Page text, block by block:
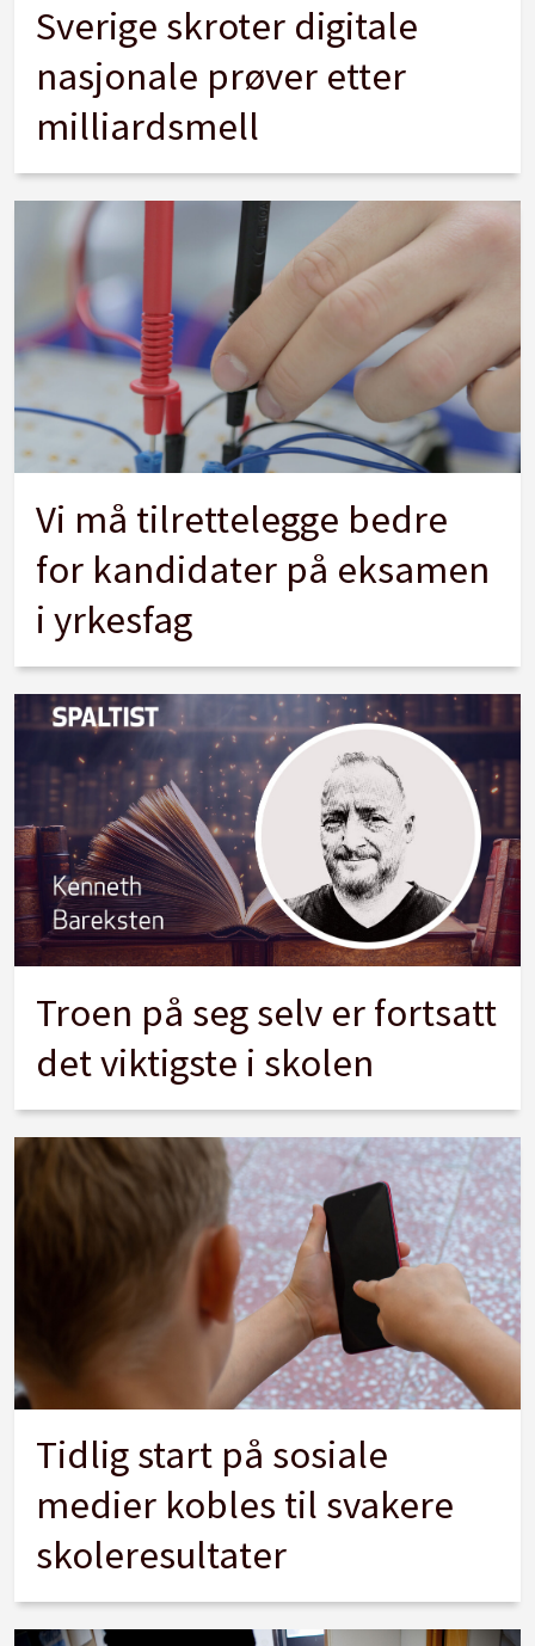
Sverige skroter digitale
nasjonale prøver etter
milliardsmell
Vi må tilrettelegge bedre
for kandidater på eksamen
i yrkesfag
Troen på seg selv er fortsatt
det viktigste i skolen
Tidlig start på sosiale
medier kobles til svakere
skoleresultater